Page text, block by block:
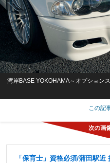
湾岸BASE YOKOHAMA～オプション
この記
「保育士」資格必須/蒲田駅